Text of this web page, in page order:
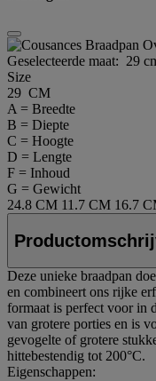
Geselecteerde maat: 29
Size
29 CM
A = Breedte
B = Diepte
C = Hoogte
D = Lengte
F = Inhoud
G = Gewicht
24.8 CM 11.7 CM 16.7
Deze unieke braadpan
en combineert ons rijke
formaat is perfect voor in
van grotere porties en is
gevogelte of grotere
hittebestendig tot 200°C.
Eigenschappen: